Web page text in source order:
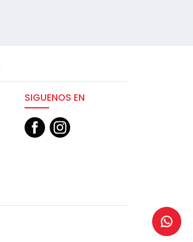
SIGUENOS EN